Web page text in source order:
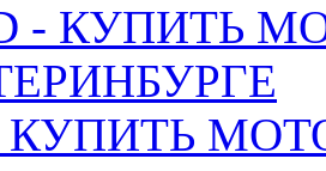
- КУПИТЬ
КУПИТЬ